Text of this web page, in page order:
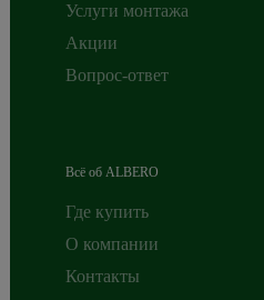
Услуги монтажа
Акции
Вопрос-ответ
Всё об ALBERO
Где купить
О компании
Контакты